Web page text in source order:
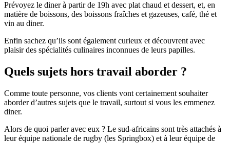
Prévoyez le diner à partir de 19h avec plat chaud et dessert, et, en
matière de boissons, des boissons fraîches et gazeuses, café, thé et
vin au diner.
Enfin sachez qu’ils sont également curieux et découvrent avec
plaisir des spécialités culinaires inconnues de leurs papilles.
Quels sujets hors travail aborder ?
Comme toute personne, vos clients vont certainement souhaiter
aborder d’autres sujets que le travail, surtout si vous les emmenez
diner.
Alors de quoi parler avec eux ? Le sud-africains sont très attachés à
leur équipe nationale de rugby (les Springbox) et à leur équipe de